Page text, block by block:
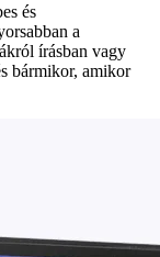
és
a
írásban vagy
bármikor, amikor